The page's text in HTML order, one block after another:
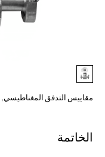
مقاييس التدفق المغناطيسي,
الخاتمة